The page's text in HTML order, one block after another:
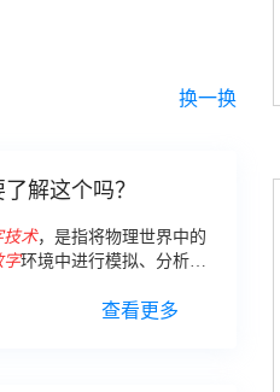
换一换
解这个吗？
技术，是指将物理世界中的
字环境中进行模拟、分析、
查看更多